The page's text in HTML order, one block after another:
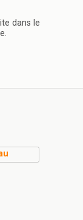
dans le